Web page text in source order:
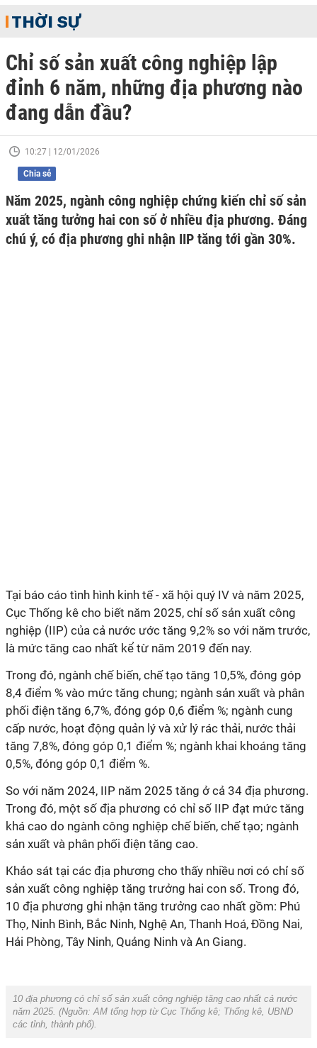
THỜI SỰ
Chỉ số sản xuất công nghiệp lập
đỉnh 6 năm, những địa phương nào
đang dẫn đầu?
10:27 | 12/01/2026
Chia sẻ
Năm 2025, ngành công nghiệp chứng kiến chỉ số sản
xuất tăng tưởng hai con số ở nhiều địa phương. Đáng
chú ý, có địa phương ghi nhận IIP tăng tới gần 30%.
Tại báo cáo tình hình kinh tế - xã hội quý IV và năm 2025,
Cục Thống kê cho biết năm 2025, chỉ số sản xuất công
nghiệp (IIP) của cả nước ước tăng 9,2% so với năm trước,
là mức tăng cao nhất kể từ năm 2019 đến nay.
Trong đó, ngành chế biến, chế tạo tăng 10,5%, đóng góp
8,4 điểm % vào mức tăng chung; ngành sản xuất và phân
phối điện tăng 6,7%, đóng góp 0,6 điểm %; ngành cung
cấp nước, hoạt động quản lý và xử lý rác thải, nước thải
tăng 7,8%, đóng góp 0,1 điểm %; ngành khai khoáng tăng
0,5%, đóng góp 0,1 điểm %.
So với năm 2024, IIP năm 2025 tăng ở cả 34 địa phương.
Trong đó, một số địa phương có chỉ số IIP đạt mức tăng
khá cao do ngành công nghiệp chế biến, chế tạo; ngành
sản xuất và phân phối điện tăng cao.
Khảo sát tại các địa phương cho thấy nhiều nơi có chỉ số
sản xuất công nghiệp tăng trưởng hai con số. Trong đó,
10 địa phương ghi nhận tăng trưởng cao nhất gồm: Phú
Thọ, Ninh Bình, Bắc Ninh, Nghệ An, Thanh Hoá, Đồng Nai,
Hải Phòng, Tây Ninh, Quảng Ninh và An Giang.
10 địa phương có chỉ số sản xuất công nghiệp tăng cao nhất cả nước
năm 2025. (Nguồn:AM tổng hợp từ Cục Thống kê; Thống kê, UBND
các tỉnh, thành phố).